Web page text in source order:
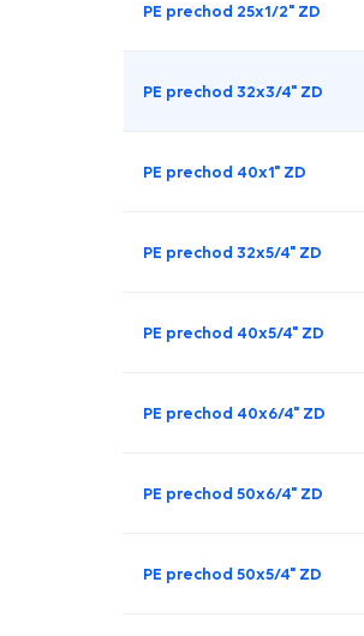
PE prechod 25x1/2" ZD
PE prechod 32x3/4" ZD
PE prechod 40x1" ZD
PE prechod 32x5/4" ZD
PE prechod 40x5/4" ZD
PE prechod 40x6/4" ZD
PE prechod 50x6/4" ZD
PE prechod 50x5/4" ZD